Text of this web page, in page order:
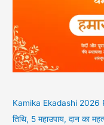
Kamika Ekadashi 2026
तिथि, 5 महाउपाय, दान का